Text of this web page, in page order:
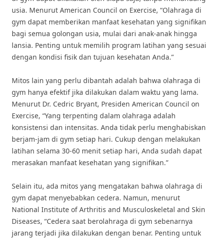
usia. Menurut American Council on Exercise, “Olahraga di
gym dapat memberikan manfaat kesehatan yang signifikan
bagi semua golongan usia, mulai dari anak-anak hingga
lansia. Penting untuk memilih program latihan yang sesuai
dengan kondisi fisik dan tujuan kesehatan Anda.”
Mitos lain yang perlu dibantah adalah bahwa olahraga di
gym hanya efektif jika dilakukan dalam waktu yang lama.
Menurut Dr. Cedric Bryant, Presiden American Council on
Exercise, “Yang terpenting dalam olahraga adalah
konsistensi dan intensitas. Anda tidak perlu menghabiskan
berjam-jam di gym setiap hari. Cukup dengan melakukan
latihan selama 30-60 menit setiap hari, Anda sudah dapat
merasakan manfaat kesehatan yang signifikan.”
Selain itu, ada mitos yang mengatakan bahwa olahraga di
gym dapat menyebabkan cedera. Namun, menurut
National Institute of Arthritis and Musculoskeletal and Skin
Diseases, “Cedera saat berolahraga di gym sebenarnya
jarang terjadi jika dilakukan dengan benar. Penting untuk